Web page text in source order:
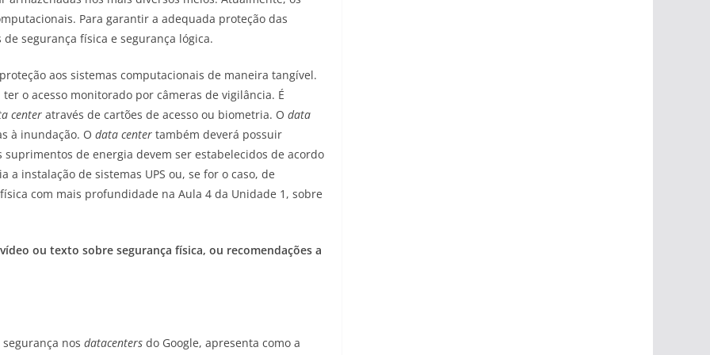
Para garantir a adequada proteção das
segurança física e segurança lógica.
aos sistemas computacionais de maneira tangível.
o acesso monitorado por câmeras de vigilância. É
center através de cartões de acesso ou biometria. O data
à inundação. O data center também deverá possuir
de energia devem ser estabelecidos de acordo
a instalação de sistemas UPS ou, se for o caso, de
com mais profundidade na Aula 4 da Unidade 1, sobre
vídeo ou texto sobre segurança física, ou recomendações a
nos datacenters do Google, apresenta como a